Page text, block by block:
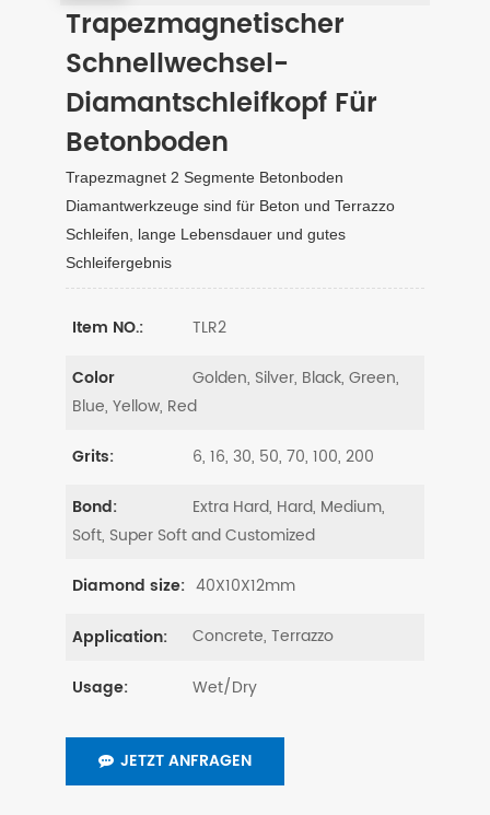
Trapezmagnetischer
Schnellwechsel-
Diamantschleifkopf Für
Betonboden
Trapezmagnet 2 Segmente Betonboden
Diamantwerkzeuge sind für Beton und Terrazzo
Schleifen, lange Lebensdauer und gutes
Schleifergebnis
Item NO.: TLR2
Color
Golden, Silver, Black, Green,
Blue, Yellow, Red
Grits: 6, 16, 30, 50, 70, 100, 200
Bond:
Extra Hard, Hard, Medium,
Soft, Super Soft and Customized
Diamond size: 40X10X12mm
Application: Concrete, Terrazzo
Usage: Wet/Dry
JETZT ANFRAGEN